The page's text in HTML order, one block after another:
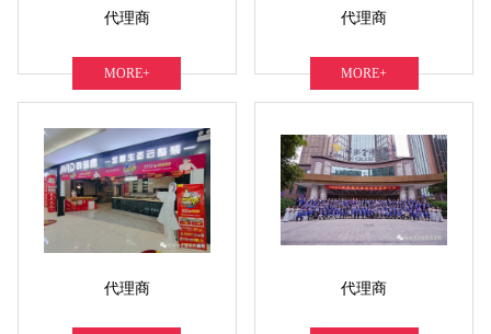
MORE+
代理商
MORE+
代理商
代理商 代理商